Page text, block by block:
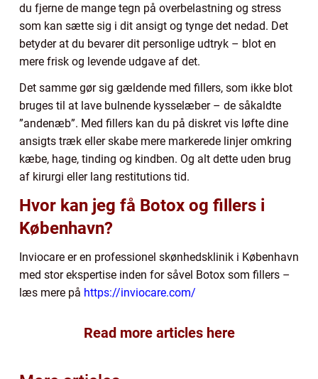
du fjerne de mange tegn på overbelastning og stress
som kan sætte sig i dit ansigt og tynge det nedad. Det
betyder at du bevarer dit personlige udtryk – blot en
mere frisk og levende udgave af det.
Det samme gør sig gældende med fillers, som ikke blot
bruges til at lave bulnende kysselæber – de såkaldte
”andenæb”. Med fillers kan du på diskret vis løfte dine
ansigts træk eller skabe mere markerede linjer omkring
kæbe, hage, tinding og kindben. Og alt dette uden brug
af kirurgi eller lang restitutions tid.
Hvor kan jeg få Botox og fillers i
København?
Inviocare er en professionel skønhedsklinik i København
med stor ekspertise inden for såvel Botox som fillers –
læs mere på https://inviocare.com/
Read more articles here